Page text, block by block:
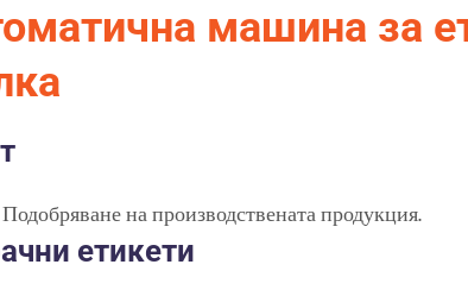
машина за
на производствената продукция.
етикети